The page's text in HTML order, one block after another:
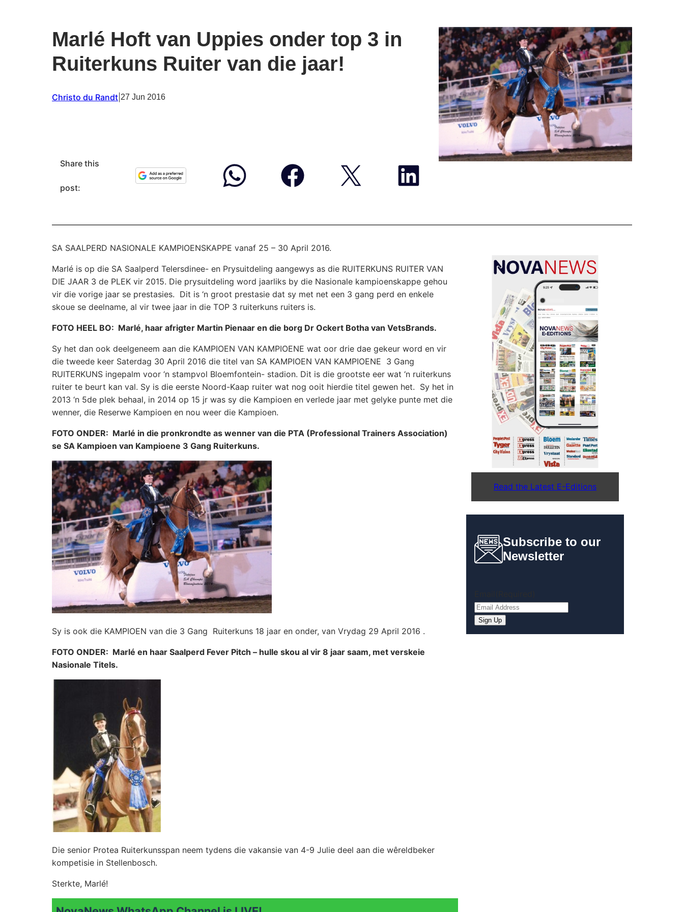
Marlé Hoft van Uppies onder top 3 in
Ruiterkuns Ruiter van die jaar!
Christo du Randt 27 Jun 2016
Share this
post:
SA SAALPERD NASIONALE KAMPIOENSKAPPE vanaf 25 – 30 April 2016.
Marlé is op die SA Saalperd Telersdinee- en Prysuitdeling aangewys as die RUITERKUNS RUITER VAN
DIE JAAR 3 de PLEK vir 2015. Die prysuitdeling word jaarliks by die Nasionale kampioenskappe gehou
vir die vorige jaar se prestasies. Dit is ‘n groot prestasie dat sy met net een 3 gang perd en enkele
skoue se deelname, al vir twee jaar in die TOP 3 ruiterkuns ruiters is.
FOTO HEEL BO: Marlé, haar afrigter Martin Pienaar en die borg Dr Ockert Botha van VetsBrands.
Sy het dan ook deelgeneem aan die KAMPIOEN VAN KAMPIOENE wat oor drie dae gekeur word en vir
die tweede keer Saterdag 30 April 2016 die titel van SA KAMPIOEN VAN KAMPIOENE 3 Gang
RUITERKUNS ingepalm voor ‘n stampvol Bloemfontein- stadion. Dit is die grootste eer wat ‘n ruiterkuns
ruiter te beurt kan val. Sy is die eerste Noord-Kaap ruiter wat nog ooit hierdie titel gewen het. Sy het in
2013 ‘n 5de plek behaal, in 2014 op 15 jr was sy die Kampioen en verlede jaar met gelyke punte met die
wenner, die Reserwe Kampioen en nou weer die Kampioen.
FOTO ONDER: Marlé in die pronkrondte as wenner van die PTA (Professional Trainers Association)
se SA Kampioen van Kampioene 3 Gang Ruiterkuns.
Sy is ook die KAMPIOEN van die 3 Gang Ruiterkuns 18 jaar en onder, van Vrydag 29 April 2016 .
FOTO ONDER: Marlé en haar Saalperd Fever Pitch – hulle skou al vir 8 jaar saam, met verskeie
Nasionale Titels.
Die senior Protea Ruiterkunsspan neem tydens die vakansie van 4-9 Julie deel aan die wêreldbeker
kompetisie in Stellenbosch.
Sterkte, Marlé!
Read the Latest E-Editions
Subscribe to our
Newsletter
Sign Up